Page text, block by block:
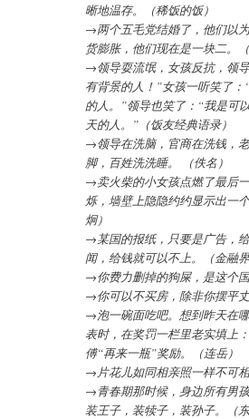
晰地温存。（稀饭的饭）
→两个五毛党结婚了，他们以
货膨胀，他们现在是一块二。（
→领导耍流氓，女孩反抗，领
有背景的人！”女孩一听笑了
的人。”领导也笑了：“我是可
天的人。”（饭友经典语录）
→领导在洗脑，官商在洗钱，
脚，百姓洗洗睡。 （佚名）
→卖火柴的小女孩点燃了最后
烁，墙壁上隐隐约约显示出一
炯）
→某国的报纸，只要是广告，
闻，给钱就可以不上。（金融界
→你费力删掉的狗屎，是这个
→你可以不买房，除非你摆平
→泡一碗面吃吧。想到昨天在
表时，在奖罚一栏里老实填上
傅“再来一瓶”奖励。（连岳）
→片花儿如同相亲照一样不可
→青春期那时候，身边所有男
装王子，装犊子，装孙子。（东